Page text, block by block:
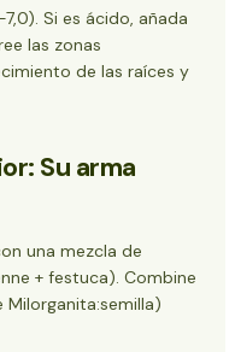
Si es ácido, añada
las zonas
de las raíces y
Su arma
una mezcla de
+ festuca). Combine